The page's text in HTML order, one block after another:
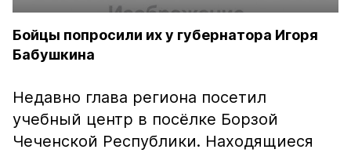
Бойцы попросили их у губернатора Игоря
Бабушкина
Недавно глава региона посетил
учебный центр в посёлке Борзой
Чеченской Республики. Находящиеся